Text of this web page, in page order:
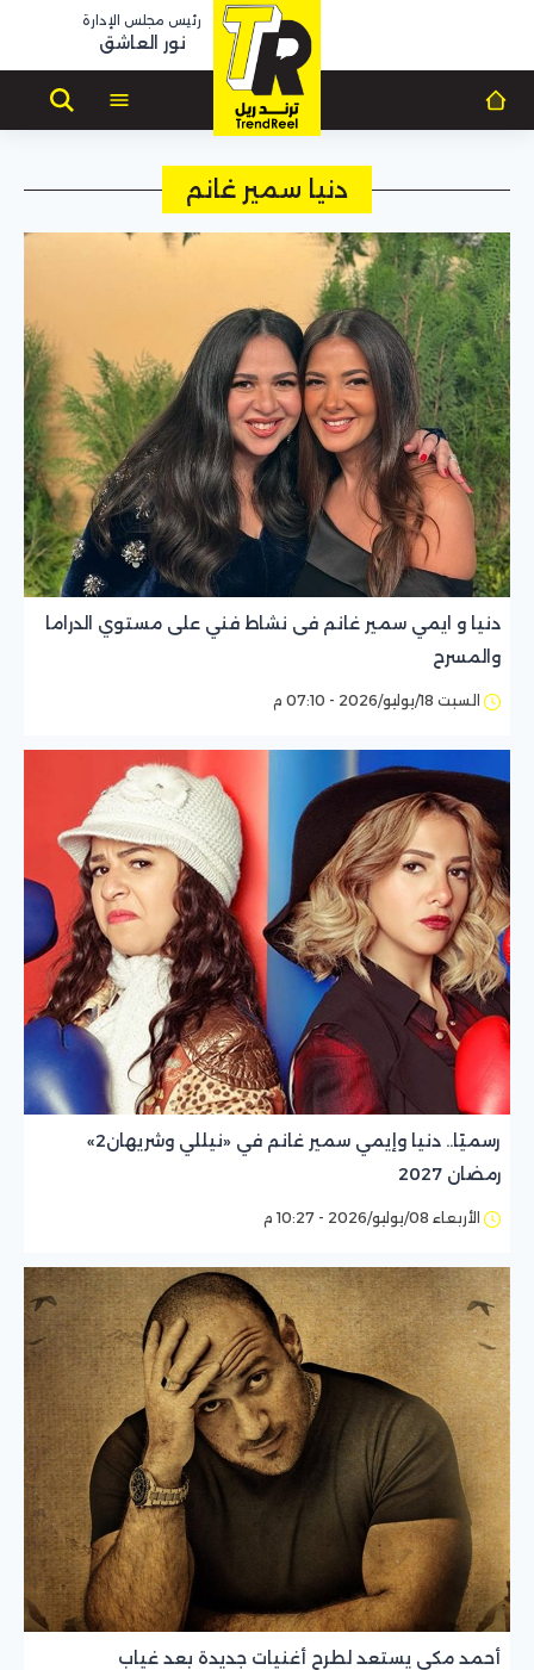
رئيس مجلس الإدارة
نور العاشق
دنيا سمير غانم
دنيا و ايمي سمير غانم فى نشاط فني على مستوي الدراما
والمسرح
السبت 18/يوليو/2026 - 07:10 م
رسميًا.. دنيا وإيمي سمير غانم في «نيللي وشريهان2»
رمضان 2027
الأربعاء 08/يوليو/2026 - 10:27 م
أحمد مكي يستعد لطرح أغنيات جديدة بعد غياب